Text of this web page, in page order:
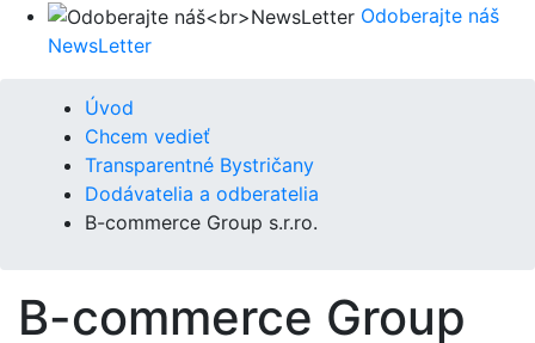
Odoberajte náš
NewsLetter
Úvod
Chcem vedieť
Transparentné Bystričany
Dodávatelia a odberatelia
B-commerce Group s.r.ro.
B-commerce Group